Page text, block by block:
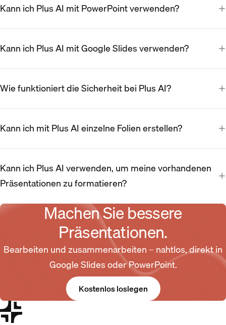
Kann ich Plus AI mit PowerPoint verwenden?
Kann ich Plus AI mit Google Slides verwenden?
Wie funktioniert die Sicherheit bei Plus AI?
Kann ich mit Plus AI einzelne Folien erstellen?
Kann ich Plus AI verwenden, um meine vorhandenen
Präsentationen zu formatieren?
Machen Sie bessere
Präsentationen.
Bearbeiten und zusammenarbeiten – nahtlos, direkt in
Google Slides oder PowerPoint.
Kostenlos loslegen